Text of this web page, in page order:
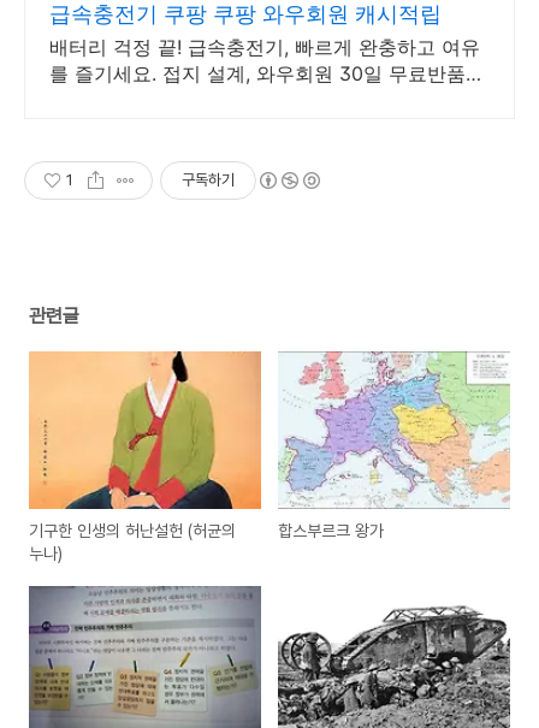
급속충전기 쿠팡 쿠팡 와우회원 캐시적립
배터리 걱정 끝! 급속충전기, 빠르게 완충하고 여유
를 즐기세요. 접지 설계, 와우회원 30일 무료반품으
1 구독하기
관련글
기구한 인생의 허난설헌 (허균의
누나)
합스부르크 왕가